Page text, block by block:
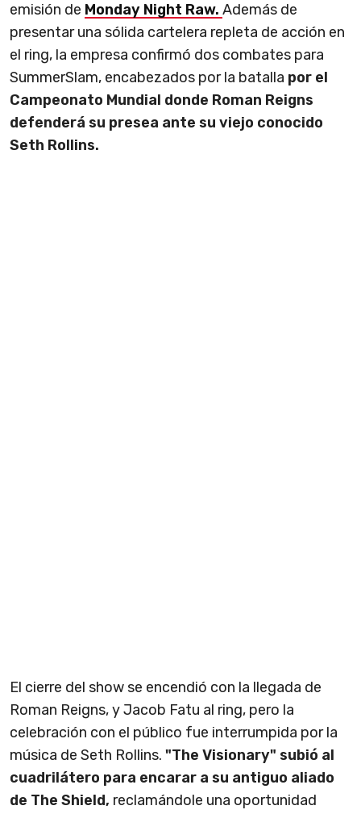
emisión de Monday Night Raw. Además de
presentar una sólida cartelera repleta de acción en
el ring, la empresa confirmó dos combates para
SummerSlam, encabezados por la batalla por el
Campeonato Mundial donde Roman Reigns
defenderá su presea ante su viejo conocido
Seth Rollins.
El cierre del show se encendió con la llegada de
Roman Reigns, y Jacob Fatu al ring, pero la
celebración con el público fue interrumpida por la
música de Seth Rollins. "The Visionary" subió al
cuadrilátero para encarar a su antiguo aliado
de The Shield, reclamándole una oportunidad